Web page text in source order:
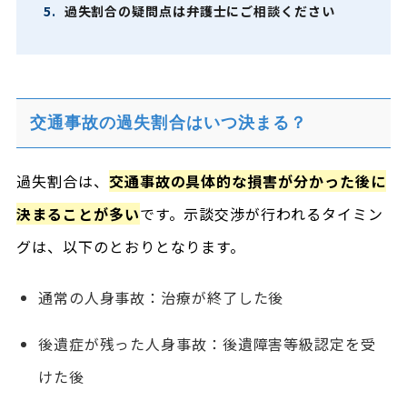
5. 過失割合の疑問点は弁護士にご相談ください
交通事故の過失割合はいつ決まる？
過失割合は、 交通事故の具体的な損害が分かった後に
決まることが多いです。示談交渉が行われるタイミン
グは、以下のとおりとなります。
通常の人身事故：治療が終了した後
後遺症が残った人身事故：後遺障害等級認定を受
けた後